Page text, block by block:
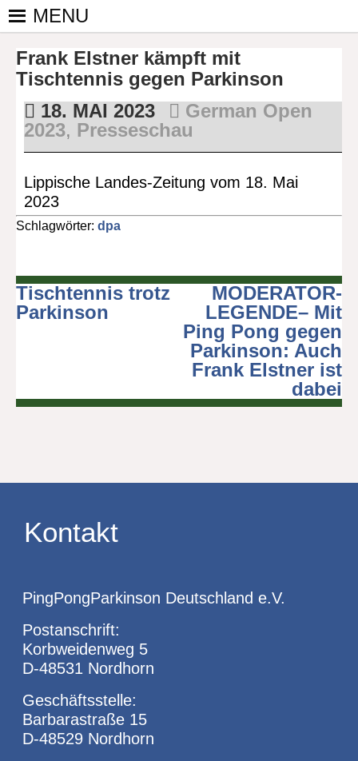
Skip
PINGPONGPARKINSON
DEUTSCHLAND E. V.
ist der
bundesweite
Zusammenschluss
kooperierenden
Vereinen und
Einzelpersonen,
der sich – mit dem
Mittel Tischtennis
– überwiegend
ehrenamtlich um
deren Angehörige
kümmert.
MENU
Frank Elstner kämpft mit
Tischtennis gegen Parkinson
18. MAI 2023
German Open
2023, Presseschau
Lippische Landes-Zeitung vom 18. Mai
2023
Schlagwörter: dpa
Beitragsnavigation
Tischtennis trotz
Parkinson
MODERATOR-
LEGENDE– Mit
Ping Pong gegen
Parkinson: Auch
Frank Elstner ist
dabei
Kontakt
PingPongParkinson Deutschland e.V.
Postanschrift:
Korbweidenweg 5
D-48531 Nordhorn
Geschäftsstelle:
Barbarastraße 15
D-48529 Nordhorn